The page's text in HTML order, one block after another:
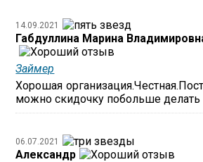
14.09.2021
Габдуллина Марина
Займер
Хорошая
можно скидочку побольше делать
06.07.2021
Александр